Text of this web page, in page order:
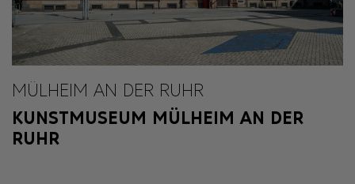
MÜLHEIM AN DER RUHR
KUNSTMUSEUM MÜLHEIM AN DER
RUHR